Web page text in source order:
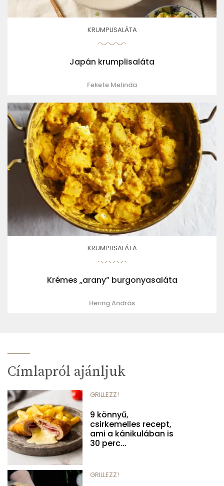
KRUMPLISALÁTA
Japán krumplisaláta
Fekete Melinda
KRUMPLISALÁTA
Krémes „arany” burgonyasaláta
Hering András
Címlapról ajánljuk
GRILLEZZ!
9 könnyű,
csirkemelles recept,
ami a kánikulában is
30 perc...
GRILLEZZ!